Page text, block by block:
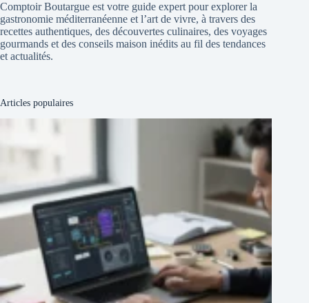
Comptoir Boutargue est votre guide expert pour explorer la
gastronomie méditerranéenne et l’art de vivre, à travers des
recettes authentiques, des découvertes culinaires, des voyages
gourmands et des conseils maison inédits au fil des tendances
et actualités.
Articles populaires